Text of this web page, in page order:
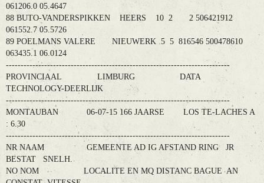
061206.0 05.4647
88 BUTO-VANDERSPIKKEN HEERS 10 2 2 506421912
061552.7 05.5726
89 POELMANS VALERE NIEUWERK 5 5 816546 500478610
063435.1 06.0124
----------------------------------------------------------------------------
PROVINCIAAL LIMBURG DATA
TECHNOLOGY-DEERLIJK
----------------------------------------------------------------------------
MONTAUBAN 06-07-15 166 JAARSE LOS TE-LACHES A
: 6.30
----------------------------------------------------------------------------
NR NAAM GEMEENTE AD IG AFSTAND RING JR
BESTAT SNELH.
NO NOM LOCALITE EN MQ DISTANC BAGUE AN